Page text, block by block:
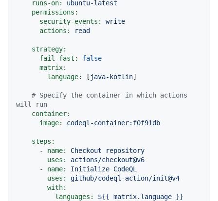
runs-on:
ubuntu-latest
permissions:
security-events:
write
actions:
read
strategy:
fail-fast:
false
matrix:
language:
[ java-kotlin]
# Specify the container in which actions
will run
container:
image:
codeql-container:f0f91db
steps:
-
name: Checkout
repository
uses:
actions/checkout@v6
-
name: Initialize CodeQL
uses:
github/codeql-action/init@v4
with:
languages:
${{ matrix.language }}